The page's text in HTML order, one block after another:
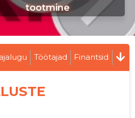
tootmine
Töötajad Finantsid